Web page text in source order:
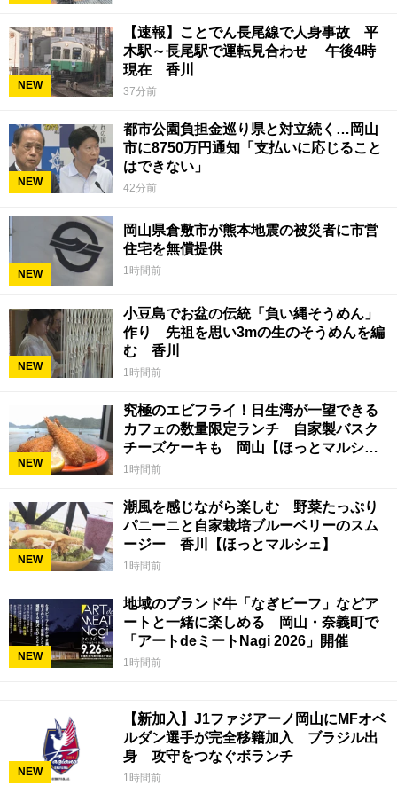
NEW
【速報】ことでん長尾線で人身事故 平
木駅～長尾駅で運転見合わせ 午後4時
現在 香川
37分前
NEW
都市公園負担金巡り県と対立続く…岡山
市に8750万円通知「支払いに応じること
はできない」
42分前
NEW
岡山県倉敷市が熊本地震の被災者に市営
住宅を無償提供
1時間前
NEW
小豆島でお盆の伝統「負い縄そうめん」
作り 先祖を思い3mの生のそうめんを編
む 香川
1時間前
NEW
究極のエビフライ！日生湾が一望できる
カフェの数量限定ランチ 自家製バスク
チーズケーキも 岡山【ほっとマルシ
ェ】
1時間前
NEW
潮風を感じながら楽しむ 野菜たっぷり
パニーニと自家栽培ブルーベリーのスム
ージー 香川【ほっとマルシェ】
1時間前
NEW
地域のブランド牛「なぎビーフ」などア
ートと一緒に楽しめる 岡山・奈義町で
「アートdeミートNagi 2026」開催
1時間前
NEW
【新加入】J1ファジアーノ岡山にMFオベ
ルダン選手が完全移籍加入 ブラジル出
身 攻守をつなぐボランチ
1時間前